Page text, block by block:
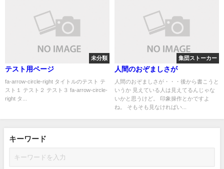
未分類
テスト用ページ
fa-arrow-circle-right タイトルのテスト テ
スト１ テスト２ テスト３ fa-arrow-circle-
right タ...
集団ストーカー
人間のおぞましさが
人間のおぞましさが・・・後から書こうと
いうか 見えている人は見えてるんじゃな
いかと思うけど。 印象操作とかですよ
ね。 そもそも見なければい...
キーワード